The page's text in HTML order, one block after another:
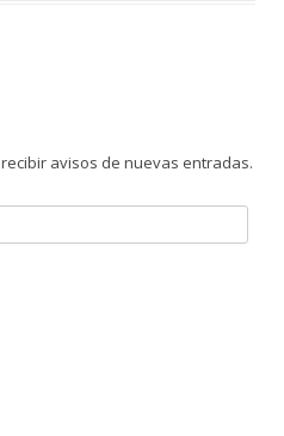
avisos de nuevas entradas.